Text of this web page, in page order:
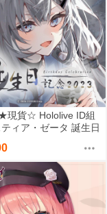
現貨☆ Hololive ID組
ィア・ゼータ 誕生日